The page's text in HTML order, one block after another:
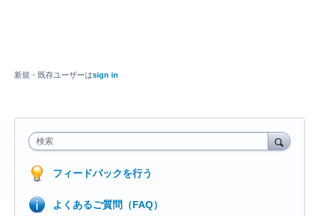
新規・既存ユーザーはsign in
検索
フィードバックを行う
よくあるご質問（FAQ）